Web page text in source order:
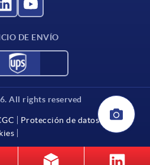
DE ENVÍO
All rights reserved
Protección de datos